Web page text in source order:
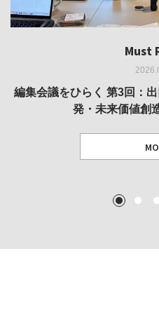
Must
編集会議をひらく 第3回：
発・未来価値創
Must
REVIEW｜果たして美術家
作家」となるこ
Must
REPORT｜
Must
REVIEW｜菊池聡太
Must
REVIEW｜生の存在証明と
1 2